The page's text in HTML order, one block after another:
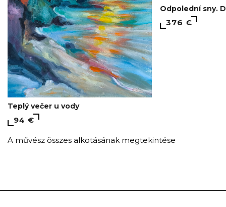
Teplý večer u vody
94 €
Odpolední sny.
376 €
A művész összes alkotásának megtekintése